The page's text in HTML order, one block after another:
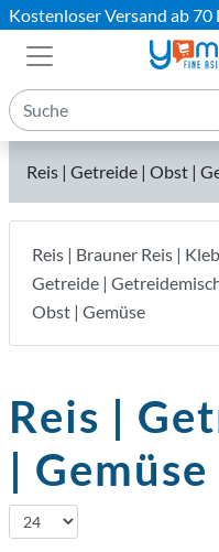
Kostenloser Versand ab 70
Reis | Getreide | Obst |
Reis | Brauner Reis |
Getreide |
Obst | Gemüse
Reis |
| Gemüse